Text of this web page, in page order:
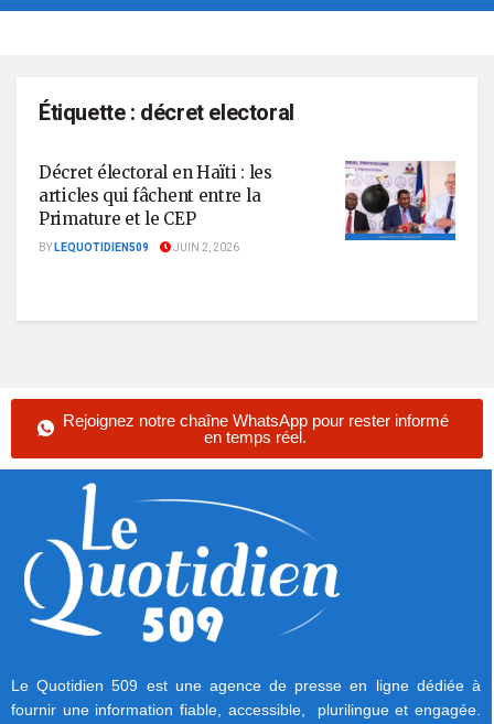
Étiquette : décret electoral
Décret électoral en Haïti : les
articles qui fâchent entre la
Primature et le CEP
BYLEQUOTIDIEN509 JUIN 2, 2026
Rejoignez notre chaîne WhatsApp pour rester informé
en temps réel.
Le Quotidien 509 est une agence de presse en ligne dédiée à
fournir une information fiable, accessible, plurilingue et engagée.